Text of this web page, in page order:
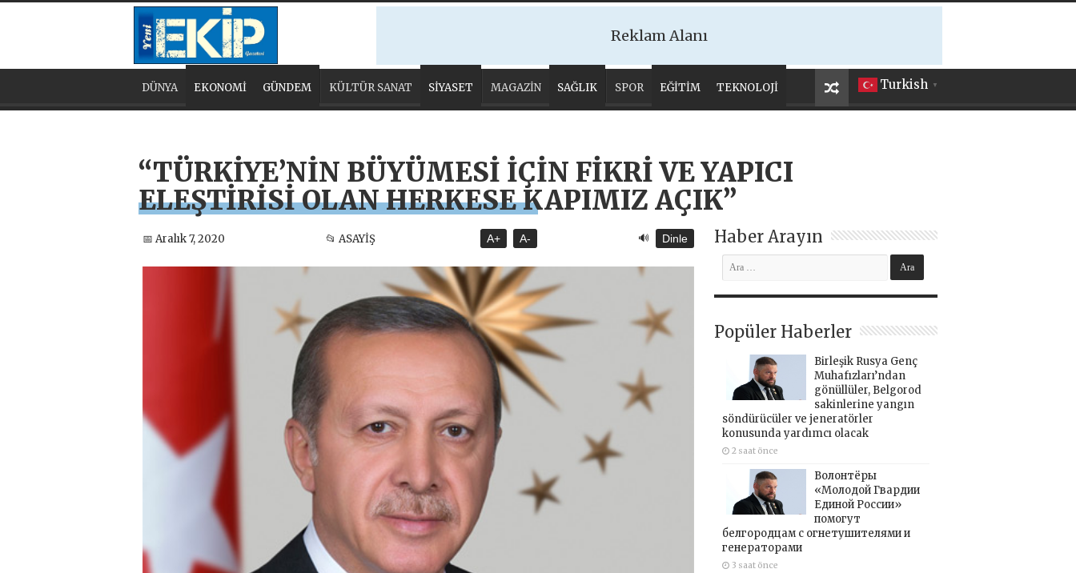
Reklam Alanı
Turkish ▼
DÜNYA EKONOMİ GÜNDEM KÜLTÜR SANAT SİYASET MAGAZİN SAĞLIK SPOR EĞİTİM TEKNOLOJİ
“TÜRKİYE’NİN BÜYÜMESİ İÇİN FİKRİ VE YAPICI
ELEŞTİRİSİ OLAN HERKESE KAPIMIZ AÇIK”
📅 Aralık 7, 2020 📂 ASAYİŞ A+ A- 🔊 Dinle Haber Arayın
Popüler Haberler
Birleşik Rusya Genç
Muhafızları’ndan
gönüllüler, Belgorod
sakinlerine yangın
söndürücüler ve jeneratörler
konusunda yardımcı olacak
2 saat önce
Волонтёры
«Молодой Гвардии
Единой России»
помогут
белгородцам с огнетушителями и
генераторами
3 saat önce